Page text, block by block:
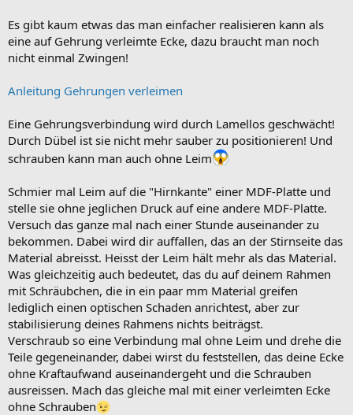
Es gibt kaum etwas das man einfacher realisieren kann als
eine auf Gehrung verleimte Ecke, dazu braucht man noch
nicht einmal Zwingen!
Anleitung Gehrungen verleimen
Eine Gehrungsverbindung wird durch Lamellos geschwächt!
Durch Dübel ist sie nicht mehr sauber zu positionieren! Und
schrauben kann man auch ohne Leim
Schmier mal Leim auf die "Hirnkante" einer MDF-Platte und
stelle sie ohne jeglichen Druck auf eine andere MDF-Platte.
Versuch das ganze mal nach einer Stunde auseinander zu
bekommen. Dabei wird dir auffallen, das an der Stirnseite das
Material abreisst. Heisst der Leim hält mehr als das Material.
Was gleichzeitig auch bedeutet, das du auf deinem Rahmen
mit Schräubchen, die in ein paar mm Material greifen
lediglich einen optischen Schaden anrichtest, aber zur
stabilisierung deines Rahmens nichts beiträgst.
Verschraub so eine Verbindung mal ohne Leim und drehe die
Teile gegeneinander, dabei wirst du feststellen, das deine Ecke
ohne Kraftaufwand auseinandergeht und die Schrauben
ausreissen. Mach das gleiche mal mit einer verleimten Ecke
ohne Schrauben